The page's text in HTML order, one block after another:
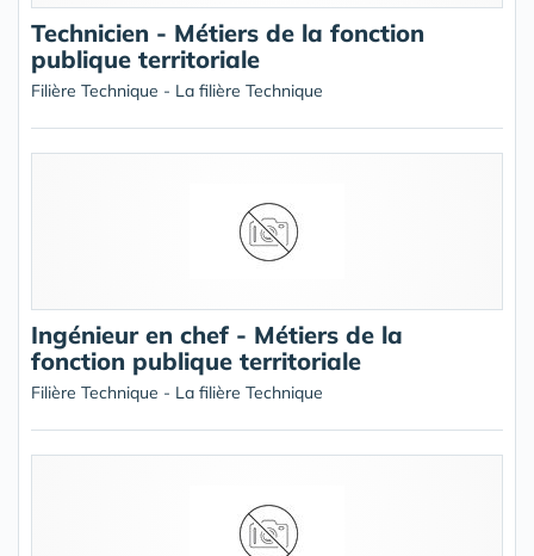
Technicien - Métiers de la fonction
publique territoriale
Filière Technique - La filière Technique
Ingénieur en chef - Métiers de la
fonction publique territoriale
Filière Technique - La filière Technique